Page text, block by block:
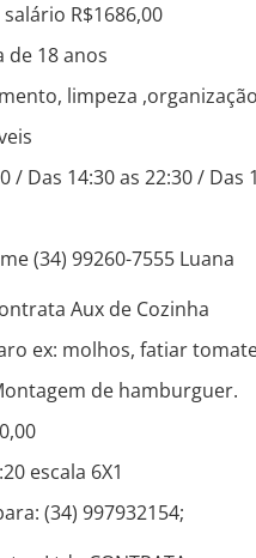
R$1686,00
de 18 anos
limpeza
/ Das 14:30 as 22:30 / Das
(34) 99260-7555 Luana
Aux de Cozinha
ex: molhos, fatiar
de hamburguer.
escala 6X1
(34) 997932154;